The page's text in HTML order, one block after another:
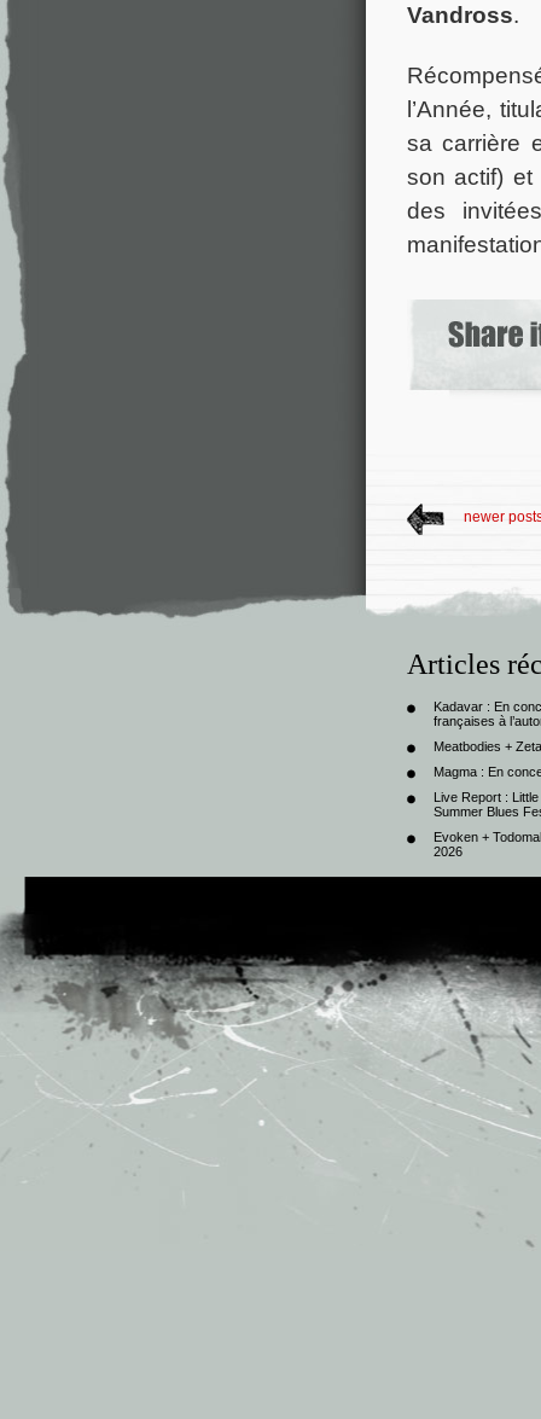
Vandross.
l’Année,
sa carrière
son actif) et
des
newer
Articles
Kadavar : En
françaises à
Meatbodies +
Magma : En
Live Report :
Summer Blues
Evoken +
2026